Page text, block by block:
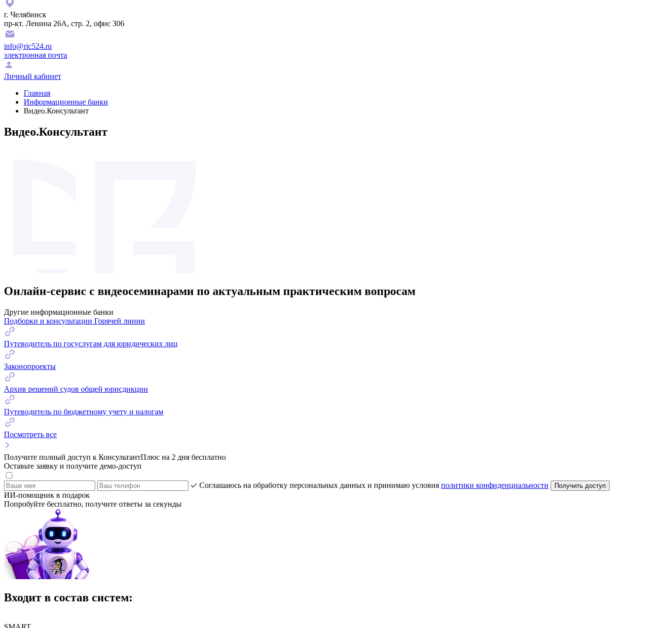
г. Челябинск
пр-кт. Ленина 26А, стр. 2, офис 306
info@ric524.ru
электронная почта
Личный кабинет
Главная
Информационные банки
Видео.Консультант
Видео.Консультант
Онлайн-сервис с видеосеминарами по актуальным практическим вопросам
Другие информационные банки
Подборки и консультации Горячей линии
Путеводитель по госуслугам для юридических лиц
Законопроекты
Архив решений судов общей юрисдикции
Путеводитель по бюджетному учету и налогам
Посмотреть все
Получите полный доступ к КонсультантПлюс на 2 дня бесплатно
Оставьте заявку и получите демо-доступ
Соглашаюсь на обработку персональных данных и принимаю условия политики конфиденциальности Получить доступ
ИИ-помощник в подарок
Попробуйте бесплатно, получите ответы за секунды
Входит в состав систем: